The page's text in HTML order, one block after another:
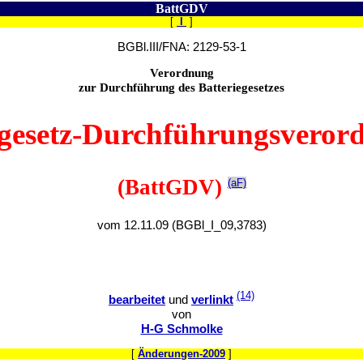
BattGDV
[ ]
BGBl.III/FNA: 2129-53-1
Verordnung
zur Durchführung des Batteriegesetzes
(BattGDV)(aF)
vom 12.11.09 (BGBl_I_09,3783)
bearbeitet und verlinkt (14)
von
H-G Schmolke
[ Änderungen-2009 ]